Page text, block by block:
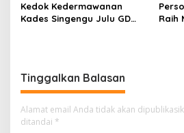
Kedok Kedermawanan
Kades Singengu Julu GD
Raih
Tinggalkan Balasan
Alamat email Anda tidak akan
ditandai *